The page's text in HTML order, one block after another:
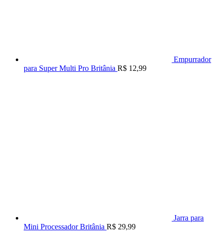
Empurrador
para Super Multi Pro Britânia R$ 12,99
Jarra para
Mini Processador Britânia R$ 29,99